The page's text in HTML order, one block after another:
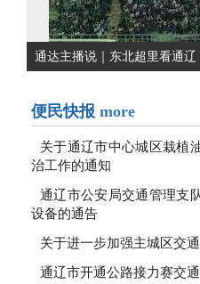
通达主播说｜东北超里看通
便民快报 more
关于通辽市中心城区栽植
治工作的通知
通辽市公安局交通管理支
设备的通告
关于进一步加强主城区交
通辽市开通公路接力赛交